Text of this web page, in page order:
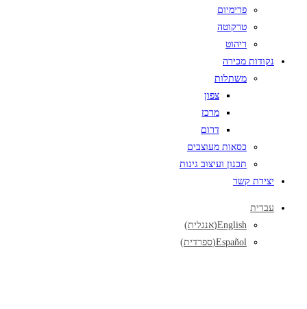
פרימיום
טרקוטה
ריהוט
נקודות מכירה
משתלות
צפון
מרכז
דרום
כסאות מעוצבים
תכנון ועיצוב גינות
יצירת קשר
עברית
English
(אנגלית)
Español
(ספרדית)